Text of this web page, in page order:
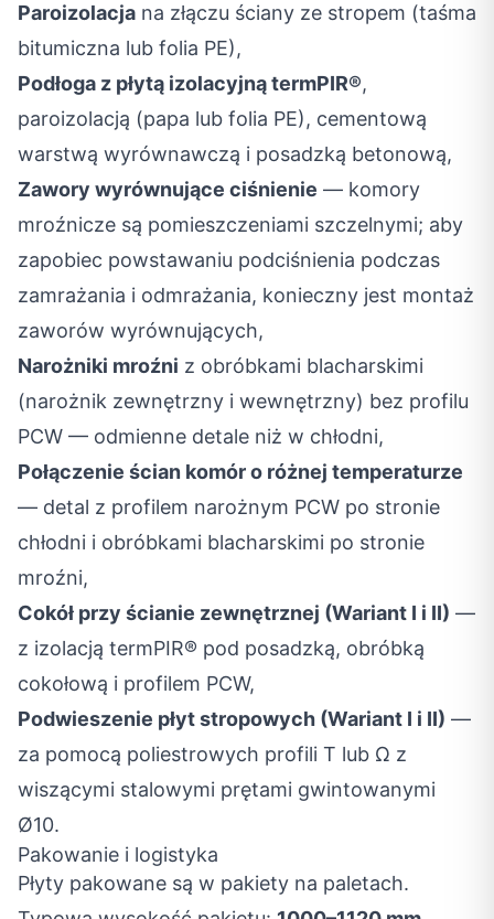
Paroizolacja na złączu ściany ze stropem (taśma
bitumiczna lub folia PE),
Podłoga z płytą izolacyjną termPIR®,
paroizolacją (papa lub folia PE), cementową
warstwą wyrównawczą i posadzką betonową,
Zawory wyrównujące ciśnienie — komory
mroźnicze są pomieszczeniami szczelnymi; aby
zapobiec powstawaniu podciśnienia podczas
zamrażania i odmrażania, konieczny jest montaż
zaworów wyrównujących,
Narożniki mroźni z obróbkami blacharskimi
(narożnik zewnętrzny i wewnętrzny) bez profilu
PCW — odmienne detale niż w chłodni,
Połączenie ścian komór o różnej temperaturze
— detal z profilem narożnym PCW po stronie
chłodni i obróbkami blacharskimi po stronie
mroźni,
Cokół przy ścianie zewnętrznej (Wariant I i II) —
z izolacją termPIR® pod posadzką, obróbką
cokołową i profilem PCW,
Podwieszenie płyt stropowych (Wariant I i II) —
za pomocą poliestrowych profili T lub Ω z
wiszącymi stalowymi prętami gwintowanymi
Ø10.
Pakowanie i logistyka
Płyty pakowane są w pakiety na paletach.